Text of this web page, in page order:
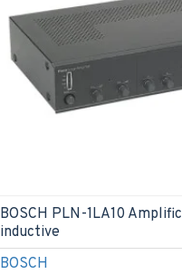
BOSCH
BOSCH PLN-1LA10
inductive